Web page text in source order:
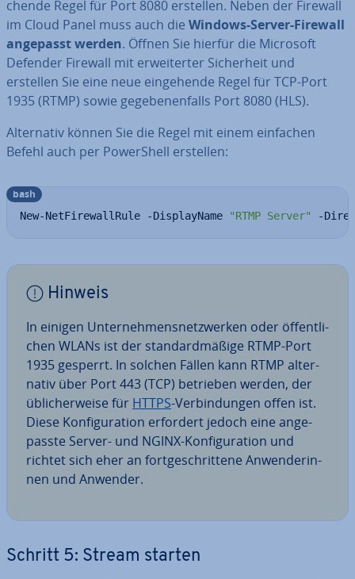
chen­de Regel für Port 8080 erstellen. Neben der Firewall
im Cloud Panel muss auch die Windows-Server-Firewall
angepasst werden. Öffnen Sie hierfür die Microsoft
Defender Firewall mit er­wei­ter­ter Si­cher­heit und
erstellen Sie eine neue ein­ge­hen­de Regel für TCP-Port
1935 (RTMP) sowie ge­ge­be­nen­falls Port 8080 (HLS).
Al­ter­na­tiv können Sie die Regel mit einem einfachen
Befehl auch per Power­Shell erstellen:
New-NetFirewallRule -DisplayName "RTMP Server" -
bash
Hinweis
In einigen Un­ter­neh­mens­netz­wer­ken oder öf­fent­li­
chen WLANs ist der stan­dard­mä­ßi­ge RTMP-Port
1935 gesperrt. In solchen Fällen kann RTMP al­ter­
na­tiv über Port 443 (TCP) betrieben werden, der
üb­li­cher­wei­se für HTTPS-Ver­bin­dun­gen offen ist.
Diese Kon­fi­gu­ra­ti­on erfordert jedoch eine an­ge­
pass­te Server- und NGINX-Kon­fi­gu­ra­ti­on und
richtet sich eher an fort­ge­schrit­te­ne An­wen­de­rin­
nen und Anwender.
Schritt 5: Stream starten